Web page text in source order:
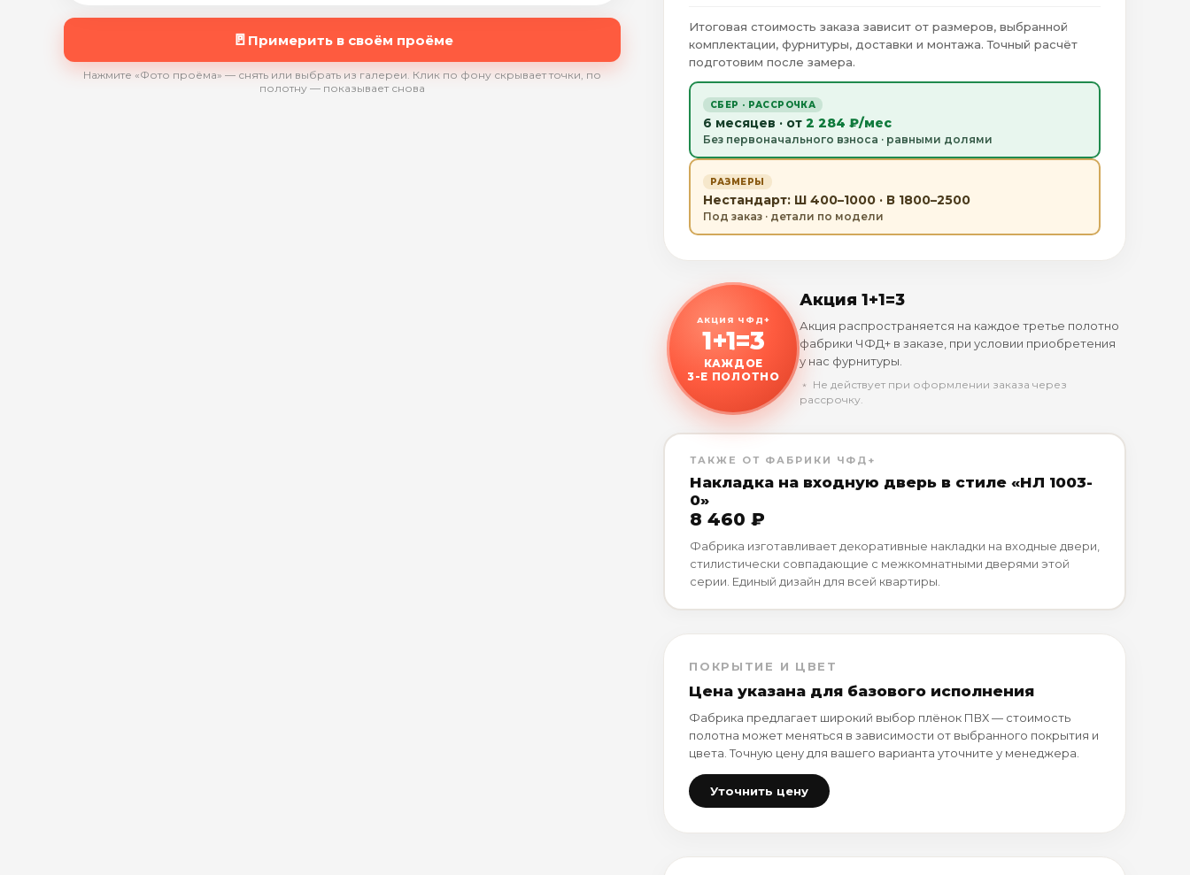
🚪 Примерить в своём проёме
Нажмите «Фото проёма» — снять или выбрать из галереи. Клик по фону скрывает точки, по
полотну — показывает снова
Итоговая стоимость заказа зависит от размеров, выбранной
комплектации, фурнитуры, доставки и монтажа. Точный расчёт
подготовим после замера.
СБЕР · РАССРОЧКА
6 месяцев · от 2 284 ₽/мес
Без первоначального взноса · равными долями
РАЗМЕРЫ
Нестандарт: Ш 400–1000 · В 1800–2500
Под заказ · детали по модели
АКЦИЯ ЧФД+
1+1=3
КАЖДОЕ
3-Е ПОЛОТНО
Акция 1+1=3
Акция распространяется на каждое третье полотно
фабрики ЧФД+ в заказе, при условии приобретения
у нас фурнитуры.
﹡ Не действует при оформлении заказа через
рассрочку.
ТАКЖЕ ОТ ФАБРИКИ ЧФД+
Накладка на входную дверь в стиле «НЛ 1003-
0»
8 460 ₽
Фабрика изготавливает декоративные накладки на входные двери,
стилистически совпадающие с межкомнатными дверями этой
серии. Единый дизайн для всей квартиры.
ПОКРЫТИЕ И ЦВЕТ
Цена указана для базового исполнения
Фабрика предлагает широкий выбор плёнок ПВХ — стоимость
полотна может меняться в зависимости от выбранного покрытия и
цвета. Точную цену для вашего варианта уточните у менеджера.
Уточнить цену